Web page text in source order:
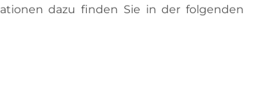
dazu finden Sie in der folgenden